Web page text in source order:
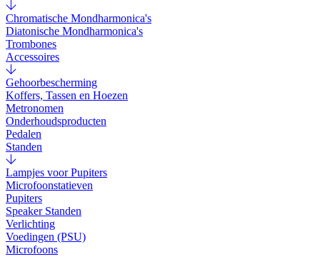
Chromatische Mondharmonica's
Diatonische Mondharmonica's
Trombones
Accessoires
Gehoorbescherming
Koffers, Tassen en Hoezen
Metronomen
Onderhoudsproducten
Pedalen
Standen
Lampjes voor Pupiters
Microfoonstatieven
Pupiters
Speaker Standen
Verlichting
Voedingen (PSU)
Microfoons